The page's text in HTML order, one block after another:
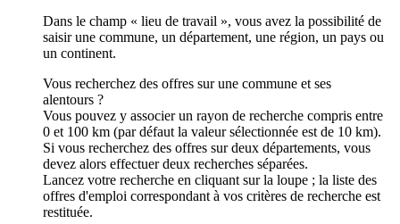
Dans le champ « lieu de travail », vous avez la possibilité de
saisir une commune, un département, une région, un pays ou
un continent.
Vous recherchez des offres sur une commune et ses
alentours ?
Vous pouvez y associer un rayon de recherche compris entre
0 et 100 km (par défaut la valeur sélectionnée est de 10 km).
Si vous recherchez des offres sur deux départements, vous
devez alors effectuer deux recherches séparées.
Lancez votre recherche en cliquant sur la loupe ; la liste des
offres d'emploi correspondant à vos critères de recherche est
restituée.